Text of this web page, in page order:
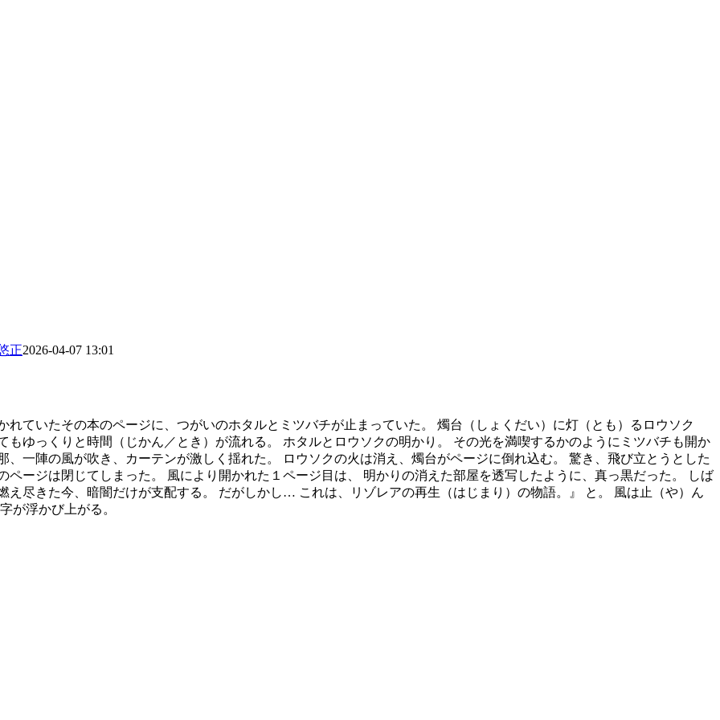
正2026-04-07 13:01
ていたその本のページに、つがいのホタルとミツバチが止まっていた。 燭台（しょくだい）に灯（とも）るロウソク
ゆっくりと時間（じかん／とき）が流れる。 ホタルとロウソクの明かり。 その光を満喫するかのようにミツバチも開か
一陣の風が吹き、カーテンが激しく揺れた。 ロウソクの火は消え、燭台がページに倒れ込む。 驚き、飛び立とうとした
ージは閉じてしまった。 風により開かれた１ページ目は、 明かりの消えた部屋を透写したように、真っ黒だった。 しば
え尽きた今、暗闇だけが支配する。 だがしかし… これは、リゾレアの再生（はじまり）の物語。』 と。 風は止（や）ん
が浮かび上がる。